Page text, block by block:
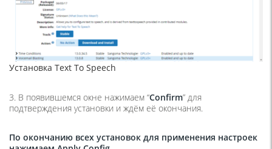
Установка Text To Speech
3. В появившемся окне нажимаем “Confirm” для
подтверждения установки и ждём её окончания.
По окончанию всех установок для применения настроек